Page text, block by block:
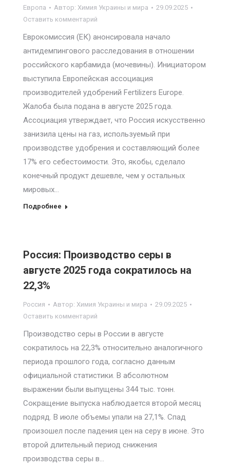
Европа Автор: Химия Украины и мира
29.09.2025
Оставить комментарий
Еврокомиссия (ЕК) анонсировала начало
антидемпингового расследования в отношении
российского карбамида (мочевины). Инициатором
выступила Европейская ассоциация
производителей удобрений Fertilizers Europe.
Жалоба была подана в августе 2025 года.
Ассоциация утверждает, что Россия искусственно
занизила цены на газ, используемый при
производстве удобрения и составляющий более
17% его себестоимости. Это, якобы, сделало
конечный продукт дешевле, чем у остальных
мировых…
Подробнее
Россия: Производство серы в
августе 2025 года сократилось на
22,3%
Россия Автор: Химия Украины и мира
29.09.2025
Оставить комментарий
Производство серы в России в августе
сократилось на 22,3% относительно аналогичного
периода прошлого года, согласно данным
официальной статистики. В абсолютном
выражении были выпущены 344 тыс. тонн.
Сокращение выпуска наблюдается второй месяц
подряд. В июле объемы упали на 27,1%. Спад
произошел после падения цен на серу в июне. Это
второй длительный период снижения
производства серы в…